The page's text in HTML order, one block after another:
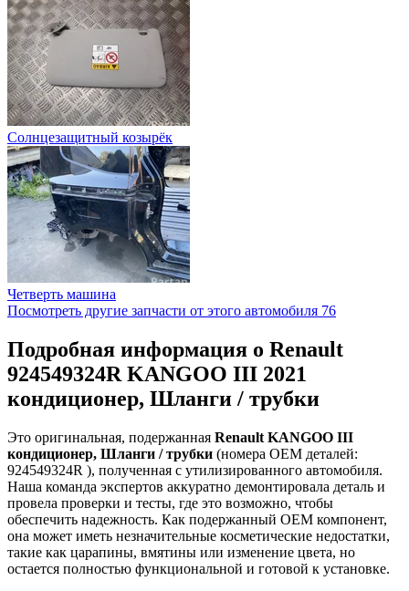
Солнцезащитный козырёк
Четверть машина
Посмотреть другие запчасти от этого автомобиля 76
Подробная информация о Renault
924549324R KANGOO III 2021
кондиционер, Шланги / трубки
Это оригинальная, подержанная Renault KANGOO III
кондиционер, Шланги / трубки (номера OEM деталей:
924549324R ), полученная с утилизированного автомобиля.
Наша команда экспертов аккуратно демонтировала деталь и
провела проверки и тесты, где это возможно, чтобы
обеспечить надежность. Как подержанный OEM компонент,
она может иметь незначительные косметические недостатки,
такие как царапины, вмятины или изменение цвета, но
остается полностью функциональной и готовой к установке.